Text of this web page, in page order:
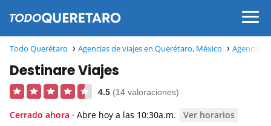
Todo Querétaro Agencias de viajes en Querétaro, México Agencias
Destinare Viajes
4.5 (14 valoraciones)
Cerrado ahora · Abre hoy a las 10:30a.m. Ver horarios